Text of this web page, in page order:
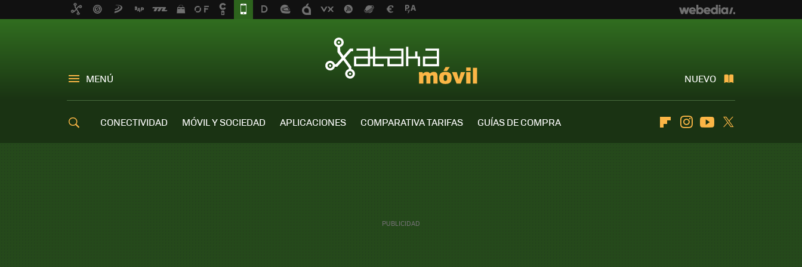
MENÚ NUEVO
CONECTIVIDAD MÓVIL Y SOCIEDAD APLICACIONES COMPARATIVA TARIFAS
GUÍAS DE COMPRA
FlipboardInstagramYoutube